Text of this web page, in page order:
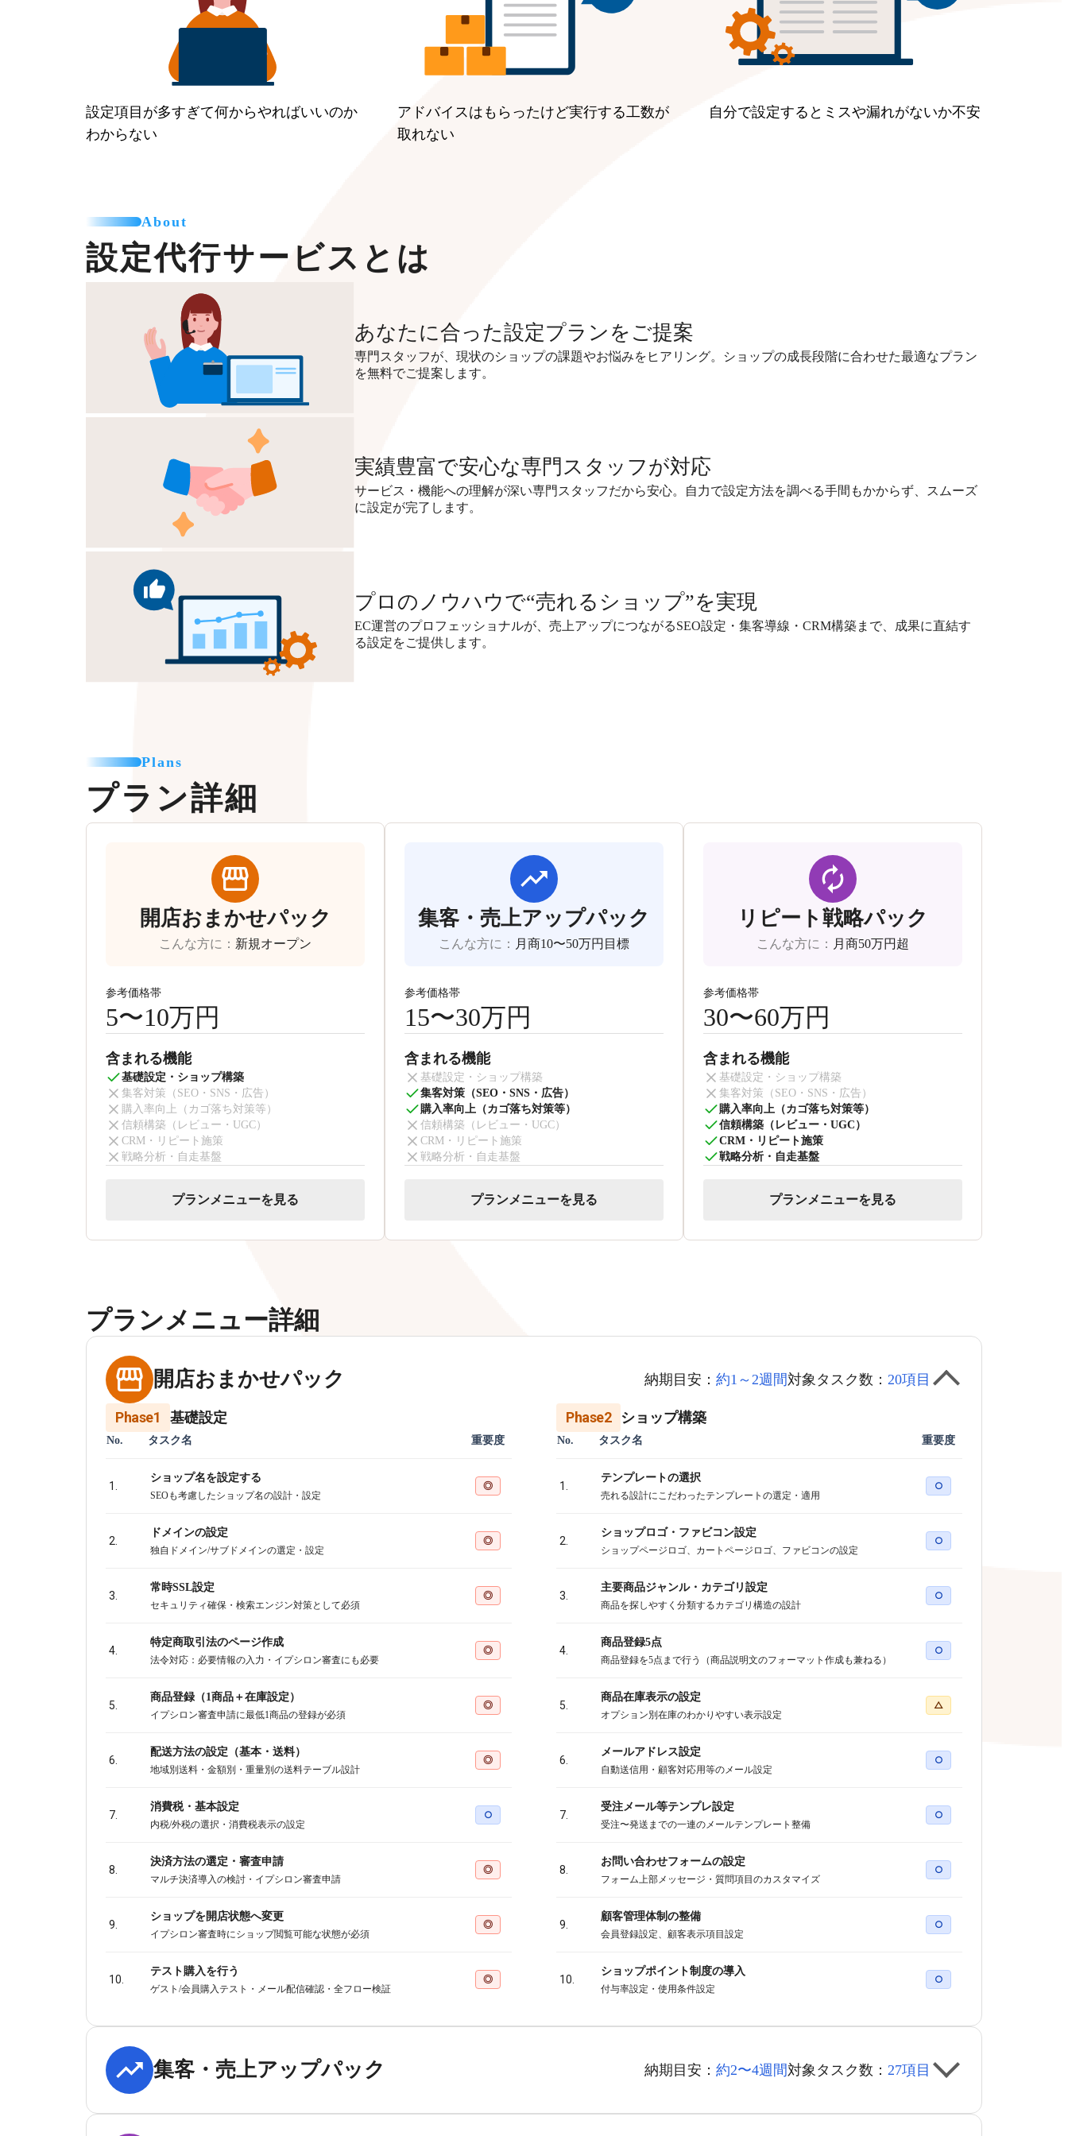
設定項目が多すぎて何からやればいいのか
わからない
アドバイスはもらったけど実行する工数が
取れない
自分で設定するとミスや漏れがないか不安
About
設定代行サービスとは
あなたに合った設定プランをご提案
専門スタッフが、現状のショップの課題やお悩みをヒアリング。ショップの成長段階に合わせた最適なプラン
を無料でご提案します。
実績豊富で安心な専門スタッフが対応
サービス・機能への理解が深い専門スタッフだから安心。自力で設定方法を調べる手間もかからず、スムーズ
に設定が完了します。
プロのノウハウで“売れるショップ”を実現
EC運営のプロフェッショナルが、売上アップにつながるSEO設定・集客導線・CRM構築まで、成果に直結す
る設定をご提供します。
Plans
プラン詳細
開店おまかせパック
こんな方に ： 新規オープン
参考価格帯
5〜10万円
含まれる機能
基礎設定・ショップ構築
集客対策（SEO・SNS・広告）
購入率向上（カゴ落ち対策等）
信頼構築（レビュー・UGC）
CRM・リピート施策
戦略分析・自走基盤
プランメニューを見る
集客・売上アップパック
こんな方に ： 月商10〜50万円目標
参考価格帯
15〜30万円
含まれる機能
基礎設定・ショップ構築
集客対策（SEO・SNS・広告）
購入率向上（カゴ落ち対策等）
信頼構築（レビュー・UGC）
CRM・リピート施策
戦略分析・自走基盤
プランメニューを見る
リピート戦略パック
こんな方に ： 月商50万円超
参考価格帯
30〜60万円
含まれる機能
基礎設定・ショップ構築
集客対策（SEO・SNS・広告）
購入率向上（カゴ落ち対策等）
信頼構築（レビュー・UGC）
CRM・リピート施策
戦略分析・自走基盤
プランメニューを見る
プランメニュー詳細
開店おまかせパック 納期目安： 約1～2週間対象タスク数： 20項目
Phase1 基礎設定
No. タスク名 重要度
1.
ショップ名を設定する
SEOも考慮したショップ名の設計・設定
◎
2.
ドメインの設定
独自ドメイン/サブドメインの選定・設定
◎
3.
常時SSL設定
セキュリティ確保・検索エンジン対策として必須
◎
4.
特定商取引法のページ作成
法令対応：必要情報の入力・イプシロン審査にも必要
◎
5.
商品登録（1商品＋在庫設定）
イプシロン審査申請に最低1商品の登録が必須
◎
6.
配送方法の設定（基本・送料）
地域別送料・金額別・重量別の送料テーブル設計
◎
7.
消費税・基本設定
内税/外税の選択・消費税表示の設定
○
8.
決済方法の選定・審査申請
マルチ決済導入の検討・イプシロン審査申請
◎
9.
ショップを開店状態へ変更
イプシロン審査時にショップ閲覧可能な状態が必須
◎
10.
テスト購入を行う
ゲスト/会員購入テスト・メール配信確認・全フロー検証
◎
Phase2 ショップ構築
No. タスク名 重要度
1.
テンプレートの選択
売れる設計にこだわったテンプレートの選定・適用
○
2.
ショップロゴ・ファビコン設定
ショップページロゴ、カートページロゴ、ファビコンの設定
○
3.
主要商品ジャンル・カテゴリ設定
商品を探しやすく分類するカテゴリ構造の設計
○
4.
商品登録5点
商品登録を5点まで行う（商品説明文のフォーマット作成も兼ねる）
○
5.
商品在庫表示の設定
オプション別在庫のわかりやすい表示設定
△
6.
メールアドレス設定
自動送信用・顧客対応用等のメール設定
○
7.
受注メール等テンプレ設定
受注〜発送までの一連のメールテンプレート整備
○
8.
お問い合わせフォームの設定
フォーム上部メッセージ・質問項目のカスタマイズ
○
9.
顧客管理体制の整備
会員登録設定、顧客表示項目設定
○
10.
ショップポイント制度の導入
付与率設定・使用条件設定
○
集客・売上アップパック 納期目安： 約2〜4週間対象タスク数： 27項目